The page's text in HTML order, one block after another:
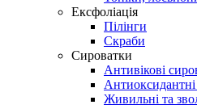
Ексфоліація
Пілінги
Скраби
Сироватки
Антивікові
Живильні та